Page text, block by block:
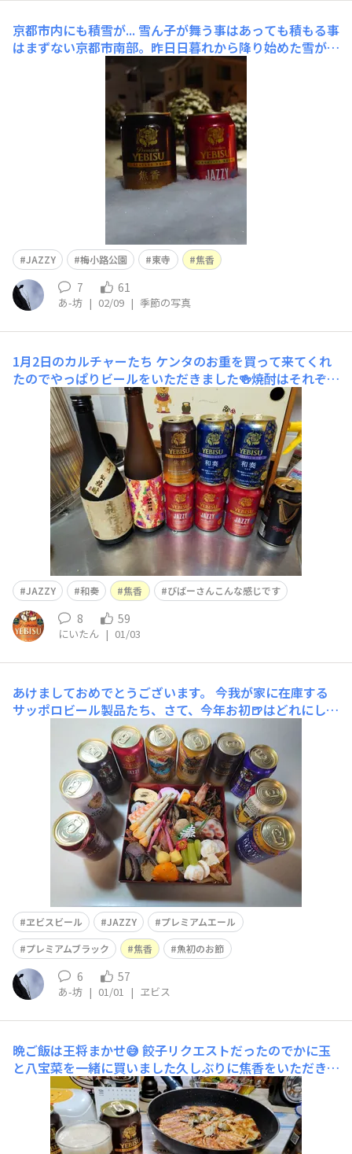
京都市内にも積雪が... 雪ん子が舞う事はあっても積もる事
はまずない京都市南部。昨日日暮れから降り始めた雪が積
もっていました。
JAZZY 梅小路公園 東寺 焦香
7 61
あ-坊 | 02/09 | 季節の写真
1月2日のカルチャーたち ケンタのお重を買って来てくれ
たのでやっぱりビールをいただきました🍻焼酎はそれぞれ
半分も残ってなかったので2本ありますが😅
JAZZY 和奏 焦香 びばーさんこんな感じです
8 59
にいたん | 01/03
あけましておめでとうございます。 今我が家に在庫する
サッポロビール製品たち、さて、今年お初🍺はどれにしよ
ヱビスビール JAZZY
プレミアムエール
プレミアムブラック
焦香 魚初のお節
6 57
あ-坊 | 01/01 | ヱビス
晩ご飯は王将まかせ😅 餃子リクエストだったのでかに玉
と八宝菜を一緒に買いました久しぶりに焦香をいただきま
す😋 この後東京クラフト ドゥンケルヴァイツェンとワ
イン🍷もいただきました